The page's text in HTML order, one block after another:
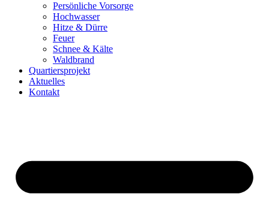
Persönliche Vorsorge
Hochwasser
Hitze & Dürre
Feuer
Schnee & Kälte
Waldbrand
Quartiersprojekt
Aktuelles
Kontakt